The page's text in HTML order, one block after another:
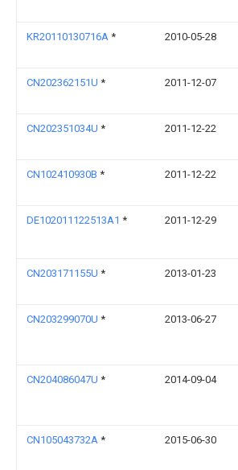
KR20110130716A * 2010-05-28
CN202362151U * 2011-12-07
CN202351034U * 2011-12-22
CN102410930B * 2011-12-22
DE102011122513A1 * 2011-12-29
CN203171155U * 2013-01-23
CN203299070U * 2013-06-27
CN204086047U * 2014-09-04
CN105043732A * 2015-06-30